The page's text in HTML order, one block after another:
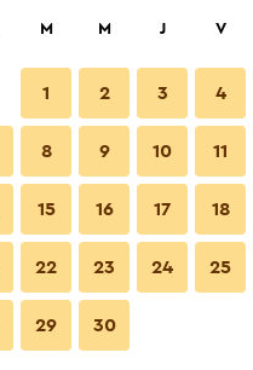
M M J V
1 2 3 4
8 9 10 11
15 16 17 18
22 23 24 25
29 30